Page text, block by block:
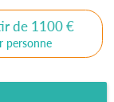
de 1100 €
personne